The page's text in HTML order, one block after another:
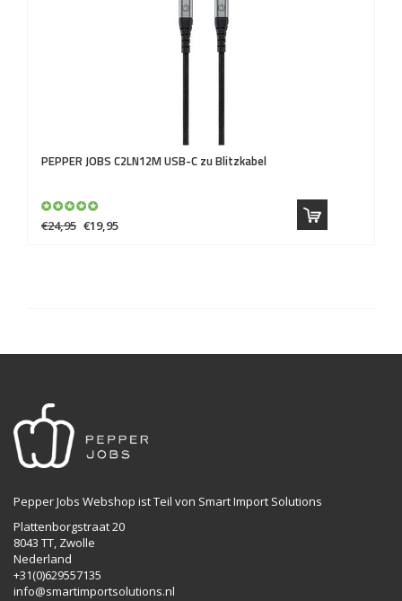
PEPPER JOBS C2LN12M USB-C zu Blitzkabel
€24,95 €19,95
Pepper Jobs Webshop ist Teil von Smart Import Solutions
Plattenborgstraat 20
8043 TT, Zwolle
Nederland
+31(0)629557135
info@smartimportsolutions.nl